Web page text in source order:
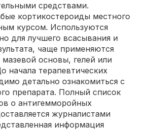
средствами.
кортикостероиды местного
курсом. Используются
для лучшего всасывания и
чаще применяются
основы, гелей или
начала терапевтических
детально ознакомиться с
препарата. Полный список
о антигемморойных
журналистами
информация